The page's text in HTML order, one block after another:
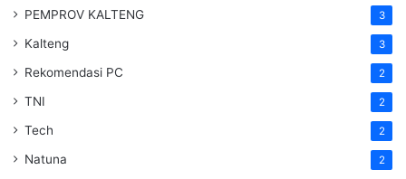
PEMPROV KALTENG 3
Kalteng 3
Rekomendasi PC 2
TNI 2
Tech 2
Natuna 2